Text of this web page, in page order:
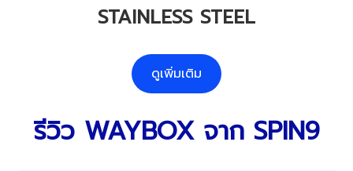
STAINLESS STEEL
ดูเพิ่มเติม
รีวิว WAYBOX จาก SPIN9